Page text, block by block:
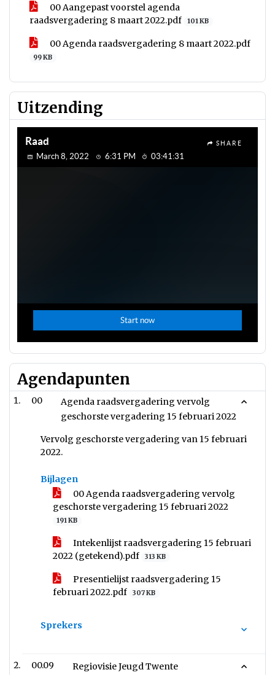
00 Aangepast voorstel agenda
raadsvergadering 8 maart 2022.pdf
101 KB
00 Agenda raadsvergadering 8 maart 2022.pdf
99 KB
Uitzending
Agendapunten
00
Agenda raadsvergadering vervolg
geschorste vergadering 15 februari 2022
Vervolg geschorste vergadering van 15 februari
2022.
Bijlagen
00 Agenda raadsvergadering vervolg
geschorste vergadering 15 februari 2022
191 KB
Intekenlijst raadsvergadering 15 februari
2022 (getekend).pdf
313 KB
Presentielijst raadsvergadering 15
februari 2022.pdf
307 KB
Sprekers
00.09 Regiovisie Jeugd Twente